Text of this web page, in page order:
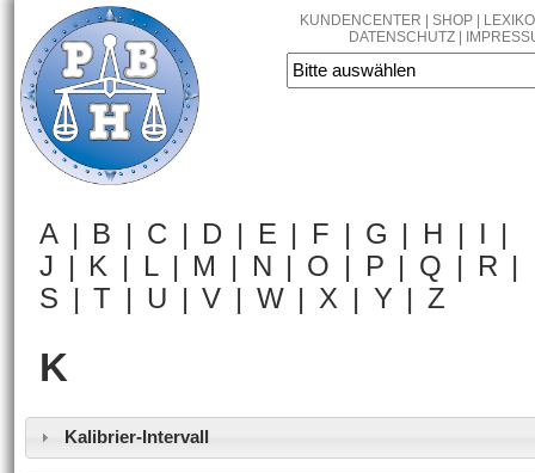
KUNDENCENTER |SHOP
DATENSCHUTZ
A | B | C | D | E | F | G | H | I |
J | K | L | M | N | O | P | Q | R |
S |T | U |V | W | X | Y |Z
K
Kalibrier-Intervall